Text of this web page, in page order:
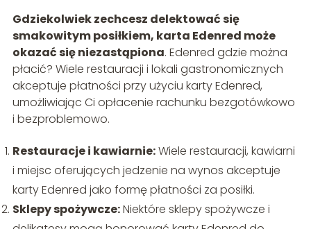
Gdziekolwiek zechcesz delektować się
smakowitym posiłkiem, karta Edenred może
okazać się niezastąpiona. Edenred gdzie można
płacić? Wiele restauracji i lokali gastronomicznych
akceptuje płatności przy użyciu karty Edenred,
umożliwiając Ci opłacenie rachunku bezgotówkowo
i bezproblemowo.
Restauracje i kawiarnie:Wiele restauracji, kawiarni
i miejsc oferujących jedzenie na wynos akceptuje
karty Edenred jako formę płatności za posiłki.
Sklepy spożywcze:Niektóre sklepy spożywcze i